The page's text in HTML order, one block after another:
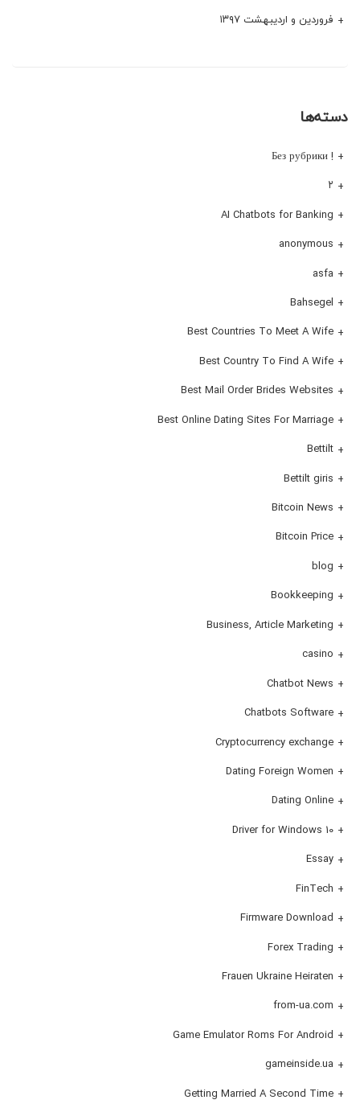
فروردین و اردیبهشت ۱۳۹۷
دسته‌ها
! Без рубрики
۲
AI Chatbots for Banking
anonymous
asfa
Bahsegel
Best Countries To Meet A Wife
Best Country To Find A Wife
Best Mail Order Brides Websites
Best Online Dating Sites For Marriage
Bettilt
Bettilt giris
Bitcoin News
Bitcoin Price
blog
Bookkeeping
Business, Article Marketing
casino
Chatbot News
Chatbots Software
Cryptocurrency exchange
Dating Foreign Women
Dating Online
Driver for Windows 10
Essay
FinTech
Firmware Download
Forex Trading
Frauen Ukraine Heiraten
from-ua.com
Game Emulator Roms For Android
gameinside.ua
Getting Married A Second Time